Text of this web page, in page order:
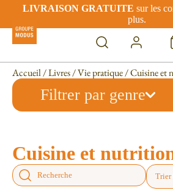
LIVRAISON GRATUITE sur les
plus.
Accueil/Livres/Vie pratique/ Cuisine et
Filtrer par genre
Cuisine et